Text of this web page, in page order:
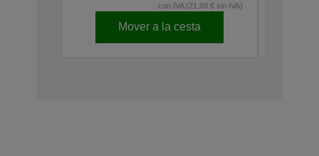
con IVA (21,89 € sin IVA)
Mover a la cesta